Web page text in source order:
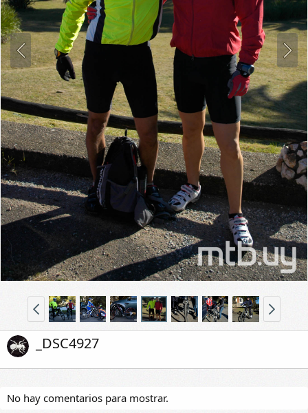
_DSC4927
No hay comentarios para mostrar.